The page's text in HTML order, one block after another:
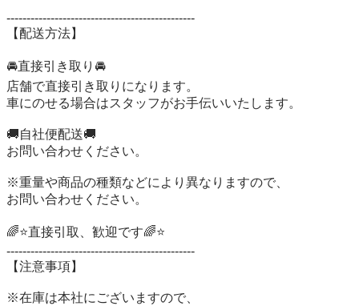
-----------------------------------------------
【配送方法】
🚘直接引き取り🚘
店舗で直接引き取りになります。
車にのせる場合はスタッフがお手伝いいたします。
🚚自社便配送🚚
お問い合わせください。
※重量や商品の種類などにより異なりますので、
お問い合わせください。
🌈⭐直接引取、歓迎です🌈⭐
-----------------------------------------------
【注意事項】
※在庫は本社にございますので、